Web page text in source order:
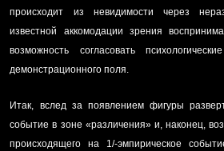
происходит из невидимости через
известной аккомодации зрения
возможность согласовать
демонстрационного поля.
Итак, вслед за появлением фигуры
событие в зоне «различения» и, наконец,
происходящего на 1/-эмпирическое